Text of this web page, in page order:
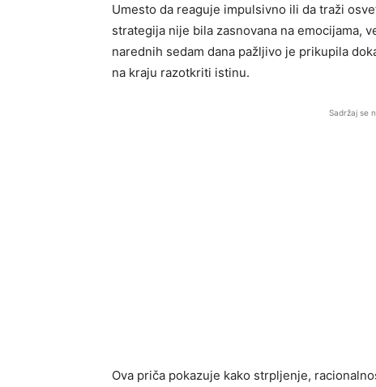
Umesto da reaguje impulsivno ili da traži
strategija nije bila zasnovana na emocijama,
narednih sedam dana pažljivo je prikupila
na kraju razotkriti istinu.
Sadržaj se
Ova priča pokazuje kako strpljenje,